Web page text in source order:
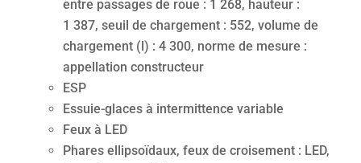
entre passages de roue : 1 268, hauteur :
1 387, seuil de chargement : 552, volume de
chargement (l) : 4 300, norme de mesure :
appellation constructeur
ESP
Essuie-glaces à intermittence variable
Feux à LED
Phares ellipsoïdaux, feux de croisement : LED,